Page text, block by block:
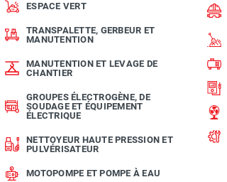
ESPACE VERT
TRANSPALETTE, GERBEUR ET
MANUTENTION
MANUTENTION ET LEVAGE DE
CHANTIER
GROUPES ÉLECTROGÈNE, DE
SOUDAGE ET ÉQUIPEMENT
ÉLECTRIQUE
NETTOYEUR HAUTE PRESSION ET
PULVÉRISATEUR
MOTOPOMPE ET POMPE À EAU